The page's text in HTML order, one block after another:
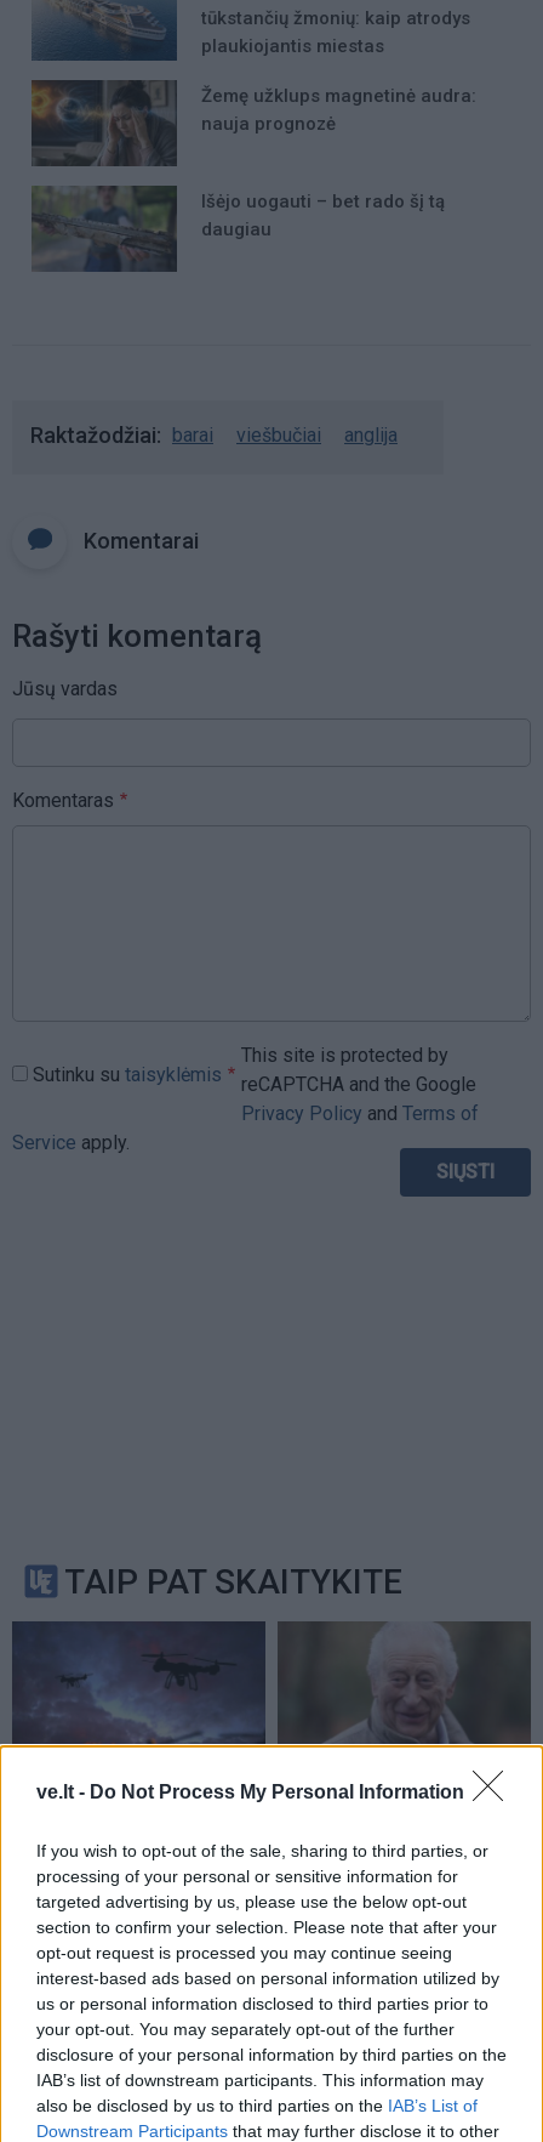
ve.lt - Do Not Process My Personal Information
If you wish to opt-out of the sale, sharing to third parties, or
processing of your personal or sensitive information for
targeted advertising by us, please use the below opt-out
section to confirm your selection. Please note that after your
opt-out request is processed you may continue seeing
interest-based ads based on personal information utilized by
us or personal information disclosed to third parties prior to
your opt-out. You may separately opt-out of the further
disclosure of your personal information by third parties on the
IAB’s list of downstream participants. This information may
also be disclosed by us to third parties on the IAB’s List of
Downstream Participants that may further disclose it to other
tūkstančių žmonių: kaip atrodys
plaukiojantis miestas
Žemę užklups magnetinė audra:
nauja prognozė
Išėjo uogauti – bet rado šį tą
daugiau
Raktažodžiai barai viešbučiai anglija
Komentarai
Rašyti komentarą
Jūsų vardas
Komentaras
Sutinku su taisyklėmis
This site is protected by
reCAPTCHA and the Google
Privacy Policy and Terms of
Service apply.
TAIP PAT SKAITYKITE
Pasaulis
Ukraina ėmė taikyti naują
kovinę taktiką
Pasaulis
karaliumi Karoliu III virto
košmaru: žvaigždė jam
spjovė į veidą
Pasaulis Pasaulis